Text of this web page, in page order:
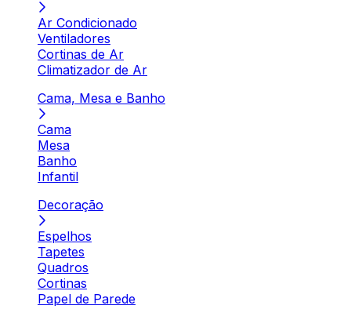
Ar Condicionado
Ventiladores
Cortinas de Ar
Climatizador de Ar
Cama, Mesa e Banho
Cama
Mesa
Banho
Infantil
Decoração
Espelhos
Tapetes
Quadros
Cortinas
Papel de Parede